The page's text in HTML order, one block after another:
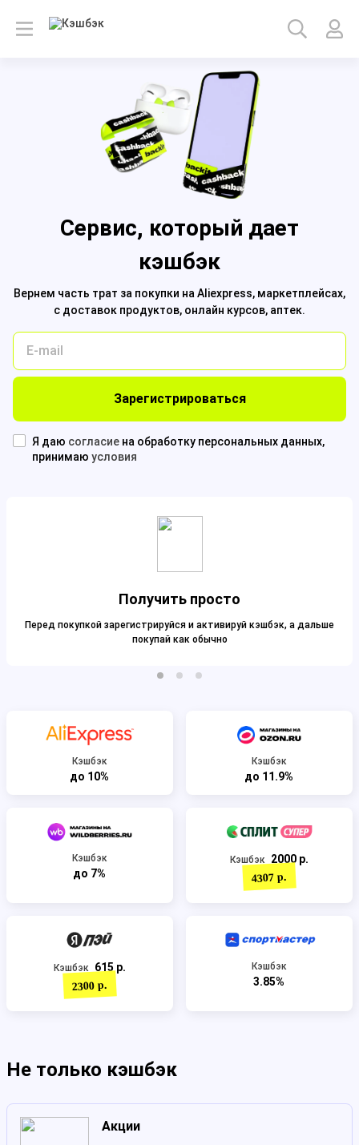
Сервис, который дает
кэшбэк
Вернем часть трат за покупки на Aliexpress, маркетплейсах,
с доставок продуктов, онлайн курсов, аптек.
Зарегистрироваться
Я даю согласие на обработку персональных данных,
принимаю условия
Получить просто
Перед покупкой зарегистрируйся и активируй кэшбэк, а дальше
покупай как обычно
Кэшбэк
до 10%
Кэшбэк
до 11.9%
Кэшбэк
до 7%
Кэшбэк 2000 р.
4307 р.
Кэшбэк 615 р.
2300 р.
Кэшбэк
3.85%
Не только кэшбэк
Акции